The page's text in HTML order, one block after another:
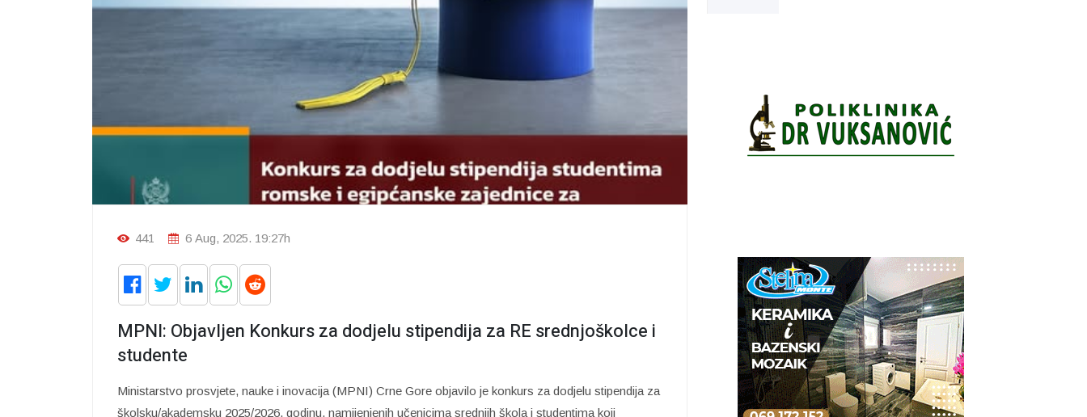
441 6 Aug, 2025. 19:27h
MPNI: Objavljen Konkurs za dodjelu stipendija za RE srednjoškolce i
studente
Ministarstvo prosvjete, nauke i inovacija (MPNI) Crne Gore objavilo je konkurs za dodjelu stipendija za
školsku/akademsku 2025/2026. godinu, namijenjenih učenicima srednjih škola i studentima koji